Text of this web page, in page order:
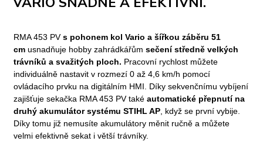
RMA 453 PVs pohonem kol Vario a šířkou záběru 51
cm usnadňuje hobby zahrádkářům sečení středně velkých
trávníků a svažitých ploch. Pracovní rychlost můžete
individuálně nastavit v rozmezí 0 až 4,6 km/h pomocí
ovládacího prvku na digitálním HMI. Díky sekvenčnímu vybíjení
zajišťuje sekačka RMA 453 PV také automatické přepnutí na
druhý akumulátor systému STIHL AP , když se první vybije.
Díky tomu již nemusíte akumulátory měnit ručně a můžete
velmi efektivně sekat i větší trávníky.